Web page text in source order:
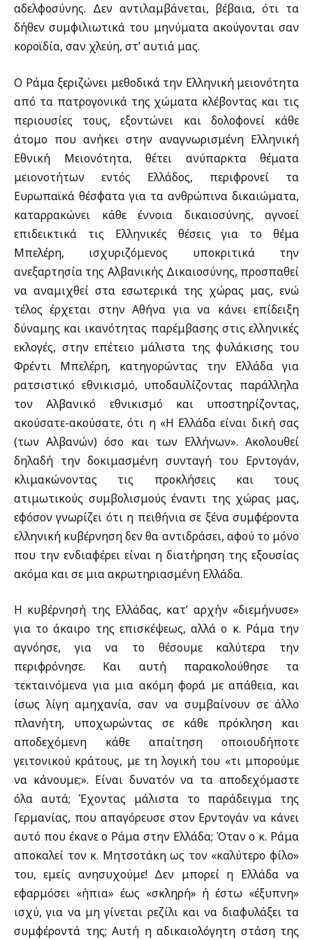
αδελφοσύνης. Δεν αντιλαμβάνεται, βέβαια, ότι τα
δήθεν συμφιλιωτικά του μηνύματα ακούγονται σαν
κοροϊδία, σαν χλεύη, στ’ αυτιά μας.
Ο Ράμα ξεριζώνει μεθοδικά την Ελληνική μειονότητα
από τα πατρογονικά της χώματα κλέβοντας και τις
περιουσίες τους, εξοντώνει και δολοφονεί κάθε
άτομο που ανήκει στην αναγνωρισμένη Ελληνική
Εθνική Μειονότητα, θέτει ανύπαρκτα θέματα
μειονοτήτων εντός Ελλάδος, περιφρονεί τα
Ευρωπαϊκά θέσφατα για τα ανθρώπινα δικαιώματα,
καταρρακώνει κάθε έννοια δικαιοσύνης, αγνοεί
επιδεικτικά τις Ελληνικές θέσεις για το θέμα
Μπελέρη, ισχυριζόμενος υποκριτικά την
ανεξαρτησία της Αλβανικής Δικαιοσύνης, προσπαθεί
να αναμιχθεί στα εσωτερικά της χώρας μας, ενώ
τέλος έρχεται στην Αθήνα για να κάνει επίδειξη
δύναμης και ικανότητας παρέμβασης στις ελληνικές
εκλογές, στην επέτειο μάλιστα της φυλάκισης του
Φρέντι Μπελέρη, κατηγορώντας την Ελλάδα για
ρατσιστικό εθνικισμό, υποδαυλίζοντας παράλληλα
τον Αλβανικό εθνικισμό και υποστηρίζοντας,
ακούσατε-ακούσατε, ότι η «Η Ελλάδα είναι δική σας
(των Αλβανών) όσο και των Ελλήνων». Ακολουθεί
δηλαδή την δοκιμασμένη συνταγή του Ερντογάν,
κλιμακώνοντας τις προκλήσεις και τους
ατιμωτικούς συμβολισμούς έναντι της χώρας μας,
εφόσον γνωρίζει ότι η πειθήνια σε ξένα συμφέροντα
ελληνική κυβέρνηση δεν θα αντιδράσει, αφού το μόνο
που την ενδιαφέρει είναι η διατήρηση της εξουσίας
ακόμα και σε μια ακρωτηριασμένη Ελλάδα.
Η κυβέρνησή της Ελλάδας, κατ’ αρχήν «διεμήνυσε»
για το άκαιρο της επισκέψεως, αλλά ο κ. Ράμα την
αγνόησε, για να το θέσουμε καλύτερα την
περιφρόνησε. Και αυτή παρακολούθησε τα
τεκταινόμενα για μια ακόμη φορά με απάθεια, και
ίσως λίγη αμηχανία, σαν να συμβαίνουν σε άλλο
πλανήτη, υποχωρώντας σε κάθε πρόκληση και
αποδεχόμενη κάθε απαίτηση οποιουδήποτε
γειτονικού κράτους, με τη λογική του «τι μπορούμε
να κάνουμε;». Είναι δυνατόν να τα αποδεχόμαστε
όλα αυτά; Έχοντας μάλιστα το παράδειγμα της
Γερμανίας, που απαγόρευσε στον Ερντογάν να κάνει
αυτό που έκανε ο Ράμα στην Ελλάδα; Όταν ο κ. Ράμα
αποκαλεί τον κ. Μητσοτάκη ως τον «καλύτερο φίλο»
του, εμείς ανησυχούμε! Δεν μπορεί η Ελλάδα να
εφαρμόσει «ήπια» έως «σκληρή» ή έστω «έξυπνη»
ισχύ, για να μη γίνεται ρεζίλι και να διαφυλάξει τα
συμφέροντά της; Αυτή η αδικαιολόγητη στάση της